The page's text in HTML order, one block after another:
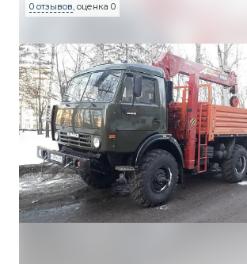
0 отзывов, оценка 0